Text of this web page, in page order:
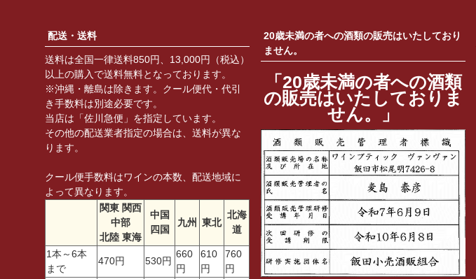
配送・送料
送料は全国一律送料850円、13,000円（税込）
以上の購入で送料無料となっております。
※沖縄・離島は除きます。クール便代・代引
き手数料は別途必要です。
当店は「佐川急便」を指定しています。
その他の配送業者指定の場合は、送料が異な
ります。
クール便手数料はワインの本数、配送地域に
よって異なります。
関東 関西
中部
北陸 東海
中国
四国
九州 東北
北海
道
1本～6本
まで
470円 530円
660
円
610
円
760
円
20歳未満の者への酒類の販売はいたしており
ません。
「20歳未満の者への酒類
の販売はいたしておりま
せん。」